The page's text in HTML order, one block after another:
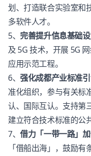
划、打造联合实验室和
多软件人才。
5、完善提升信息基础设
及 5G 技术，开展 5G
应用示范工程。
6、强化成都产业标准
准化组织，参与有关标
认、国际互认。支持第
建立符合技术标准的公
7、借力「一带一路」
「借船出海」，鼓励